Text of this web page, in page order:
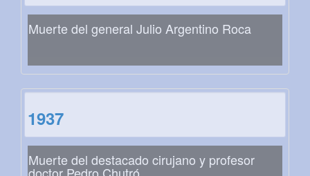
Muerte del general Julio Argentino Roca
1937
Muerte del destacado cirujano y profesor